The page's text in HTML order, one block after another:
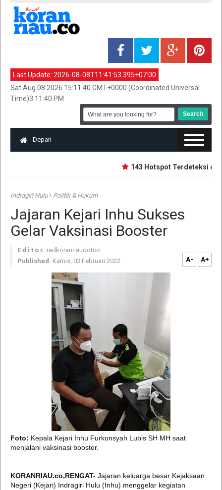
Last Update: 2026-08-08T11:41:53.395+07:00
Sat Aug 08 2026 15:11:40 GMT+0000 (Coordinated Universal
Time)3:11:40 PM
Depan
143 Hotspot Terdeteksi di
Indragiri Hulu Politik & Hukum
Jajaran Kejari Inhu Sukses
Gelar Vaksinasi Booster
E d i t o r: redkoranriaudotco
Published: Kamis, 03 Februari 2022 A- A+
Foto: Kepala Kejari Inhu Furkonsyah Lubis SH MH saat
menjalani vaksinasi booster.
KORANRIAU.co,RENGAT- Jajaran keluarga besar Kejaksaan
Negeri (Kejari) Indragiri Hulu (Inhu) menggelar kegiatan